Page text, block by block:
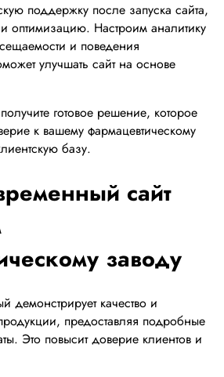
поддержку после запуска сайта,
оптимизацию. Настроим аналитику
и поведения
улучшать сайт на основе
готовое решение, которое
к вашему фармацевтическому
базу.
сайт
заводу
демонстрирует качество и
предоставляя подробные
Это повысит доверие клиентов и